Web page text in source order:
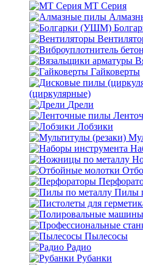
MT Серия
Гайковерты
(циркулярные)
Дрели
Лобзики
Пилы
Пылесосы
Радио
Рубанки